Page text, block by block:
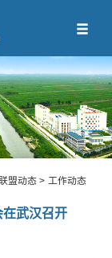
盟动态 > 工作动态
武汉召开